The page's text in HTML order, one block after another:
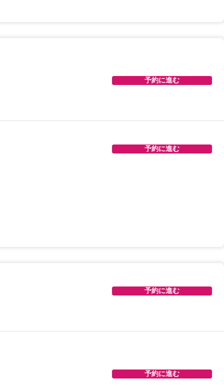
予約に進む
予約に進む
予約に進む
予約に進む